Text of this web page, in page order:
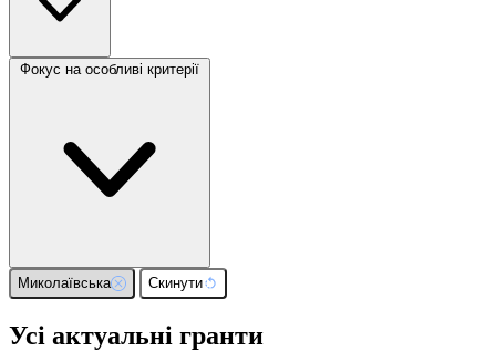
Фокус на особливі критерії
Миколаївська Скинути
Усі актуальні гранти